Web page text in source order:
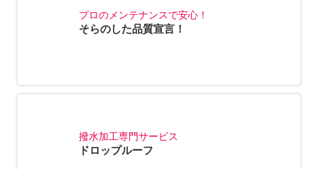
プロのメンテナンスで安心！
そらのした品質宣言！
撥水加工専門サービス
ドロップルーフ